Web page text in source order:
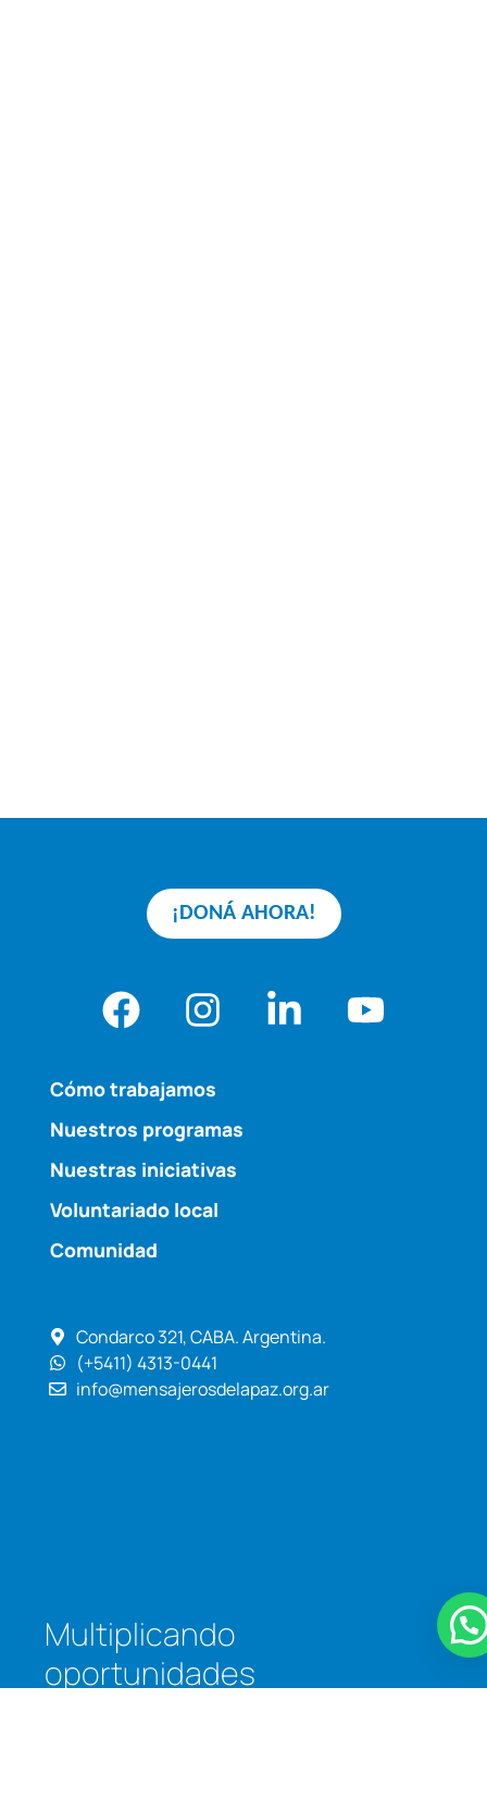
Multiplicando
oportunidades
Cómo trabajamos
Nuestros programas
Nuestras iniciativas
Voluntariado local
Comunidad
Condarco 321, CABA. Argentina.
(+5411) 4313-0441
info@mensajerosdelapaz.org.ar
¡DONÁ AHORA!